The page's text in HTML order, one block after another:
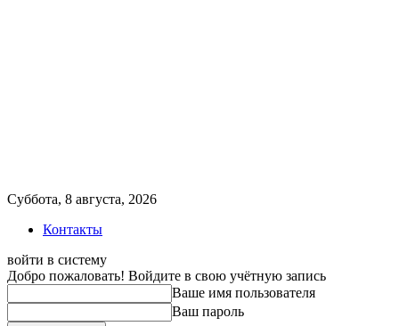
Суббота, 8 августа, 2026
Контакты
войти в систему
Добро пожаловать! Войдите в свою учётную запись
Ваше имя пользователя
Ваш пароль